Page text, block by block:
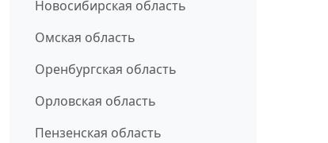
Новосибирская область
Омская область
Оренбургская область
Орловская область
Пензенская область